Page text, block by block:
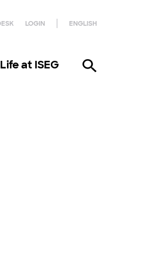
LOGIN ENGLISH
Life at ISEG